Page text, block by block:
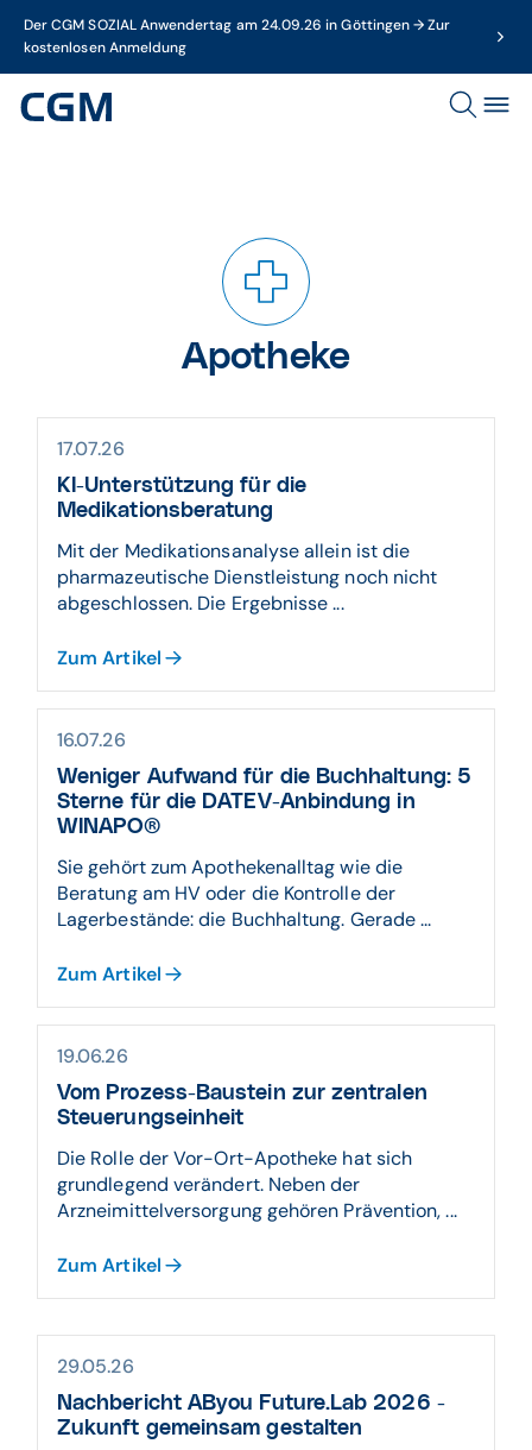
Der CGM SOZIAL Anwendertag am 24.09.26 in Göttingen → Zur
kostenlosen Anmeldung
Apotheke
17.07.26
KI-Unterstützung für die
Medikationsberatung
Mit der Medikationsanalyse allein ist die
pharmazeutische Dienstleistung noch nicht
abgeschlossen. Die Ergebnisse ...
Zum Artikel
16.07.26
Weniger Aufwand für die Buchhaltung: 5
Sterne für die DATEV-Anbindung in
WINAPO®
Sie gehört zum Apothekenalltag wie die
Beratung am HV oder die Kontrolle der
Lagerbestände: die Buchhaltung. Gerade ...
Zum Artikel
19.06.26
Vom Prozess-Baustein zur zentralen
Steuerungseinheit
Die Rolle der Vor-Ort-Apotheke hat sich
grundlegend verändert. Neben der
Arzneimittelversorgung gehören Prävention, ...
Zum Artikel
29.05.26
Nachbericht AByou Future.Lab 2026 -
Zukunft gemeinsam gestalten